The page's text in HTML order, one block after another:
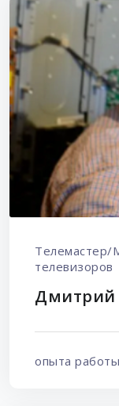
Телемастер/
телевизоров
Дмитрий
опыта работы